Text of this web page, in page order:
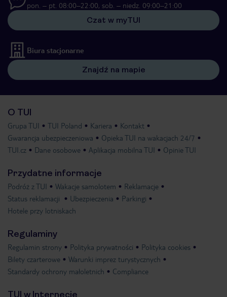
pon. – pt. 08:00–22:00, sob. – niedz. 09:00–21:00
Czat w myTUI
Biura stacjonarne
Znajdź na mapie
O TUI
Grupa TUI TUI Poland Kariera
Kontakt
Gwarancja ubezpieczeniowa
Opieka TUI na wakacjach 24/7
TUI.cz
Dane osobowe Aplikacja mobilna TUI Opinie TUI
Przydatne informacje
Podróż z TUI Wakacje samolotem
Reklamacje
Status reklamacji
Ubezpieczenia
Parkingi
Hotele przy lotniskach
Regulaminy
Regulamin strony Polityka prywatności
Polityka cookies
Bilety czarterowe
Warunki imprez turystycznych
Standardy ochrony małoletnich
Compliance
TUI w Internecie